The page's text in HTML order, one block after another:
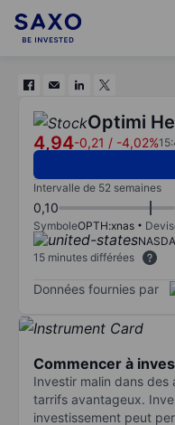
Optimi
4,94-0,21 / -4,02%
Intervalle de 52 semaines
0,10
SymboleOPTH:xnas
15 minutes différées
Données fournies par
Commencer à
Investir malin dans
tarrifs avantageux.
investissement peut